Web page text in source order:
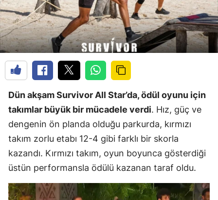
Dün akşam Survivor All Star’da, ödül oyunu için
takımlar büyük bir mücadele verdi. Hız, güç ve
dengenin ön planda olduğu parkurda, kırmızı
takım zorlu etabı 12-4 gibi farklı bir skorla
kazandı. Kırmızı takım, oyun boyunca gösterdiği
üstün performansla ödülü kazanan taraf oldu.